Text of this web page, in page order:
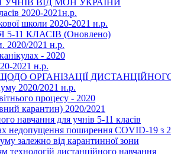
УЧНІВ ВІД МОН УКРАЇНИ
2020-2021н.р.
школи 2020-2021 н.р.
11 КЛАСІВ (Оновлено)
2020/2021 н.р.
- 2020
2021 н.р.
ОРГАНІЗАЦІЇ
2020/2021 н.р.
процесу - 2020
карантин) 2020/2021
навчання для учнів 5-11 класів
недопущення поширення COVID-19 з
залежно від карантинної зони
технологій дистанційного навчання